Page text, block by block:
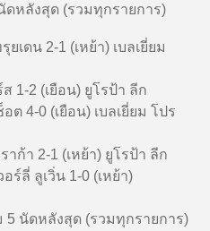
หลังสุด (รวมทุกรายการ)
เดน 2-1 (เหย้า) เบลเยี่ยม
1-2 (เยือน) ยูโรป้า ลีก
ต 4-0 (เยือน) เบลเยี่ยม โปร
าก้า 2-1 (เหย้า) ยูโรป้า ลีก
ร์ลี่ ลูเวิ่น 1-0 (เหย้า)
นัดหลังสุด (รวมทุกรายการ)